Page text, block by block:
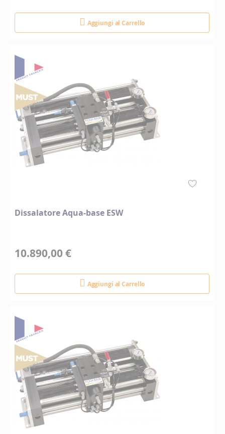
Aggiungi al Carrello
Dissalatore Aqua-base ESW
10.890,00 €
Aggiungi al Carrello